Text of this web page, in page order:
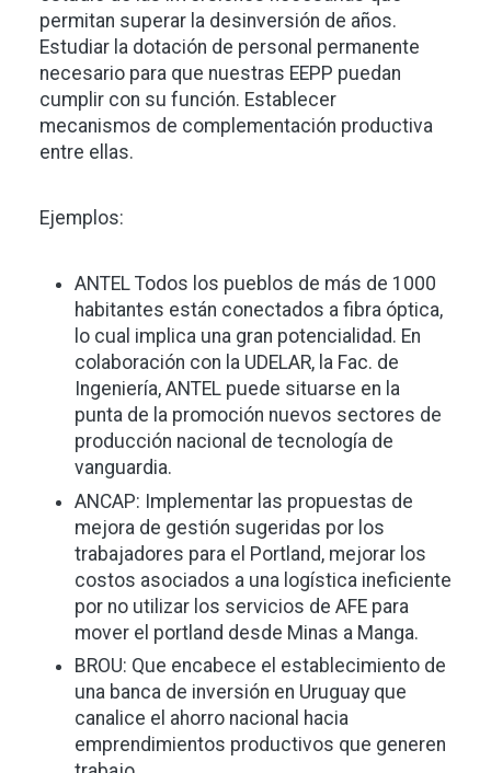
permitan superar la desinversión de años.
Estudiar la dotación de personal permanente
necesario para que nuestras EEPP puedan
cumplir con su función. Establecer
mecanismos de complementación productiva
entre ellas.
Ejemplos:
ANTEL Todos los pueblos de más de 1000
habitantes están conectados a fibra óptica,
lo cual implica una gran potencialidad. En
colaboración con la UDELAR, la Fac. de
Ingeniería, ANTEL puede situarse en la
punta de la promoción nuevos sectores de
producción nacional de tecnología de
vanguardia.
ANCAP: Implementar las propuestas de
mejora de gestión sugeridas por los
trabajadores para el Portland, mejorar los
costos asociados a una logística ineficiente
por no utilizar los servicios de AFE para
mover el portland desde Minas a Manga.
BROU: Que encabece el establecimiento de
una banca de inversión en Uruguay que
canalice el ahorro nacional hacia
emprendimientos productivos que generen